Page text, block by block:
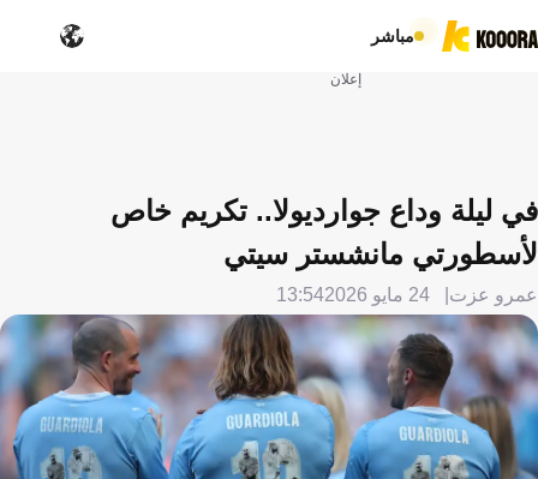
مباشر
إعلان
في ليلة وداع جوارديولا.. تكريم خاص
لأسطورتي مانشستر سيتي
عمرو عزت 24 مايو 2026 13:54